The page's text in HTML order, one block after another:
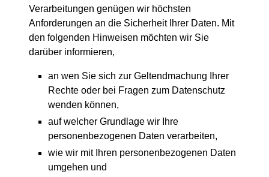
Verarbeitungen genügen wir höchsten
Anforderungen an die Sicherheit Ihrer Daten. Mit
den folgenden Hinweisen möchten wir Sie
darüber informieren,
an wen Sie sich zur Geltendmachung Ihrer
Rechte oder bei Fragen zum Datenschutz
wenden können,
auf welcher Grundlage wir Ihre
personenbezogenen Daten verarbeiten,
wie wir mit Ihren personenbezogenen Daten
umgehen und